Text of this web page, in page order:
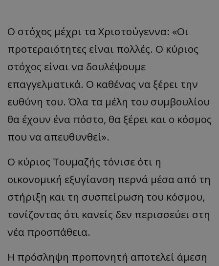
Ο στόχος μέχρι τα Χριστούγεννα: «Οι
προτεραιότητες είναι πολλές. Ο κύριος
στόχος είναι να δουλέψουμε
επαγγελματικά. Ο καθένας να ξέρει την
ευθύνη του. Όλα τα μέλη του συμβουλίου
θα έχουν ένα πόστο, θα ξέρει και ο κόσμος
που να απευθυνθεί».
Ο κύριος Τουμαζής τόνισε ότι η
οικονομική εξυγίανση περνά μέσα από τη
στήριξη και τη συσπείρωση του κόσμου,
τονίζοντας ότι κανείς δεν περισσεύει στη
νέα προσπάθεια.
Η πρόσληψη προπονητή αποτελεί άμεση